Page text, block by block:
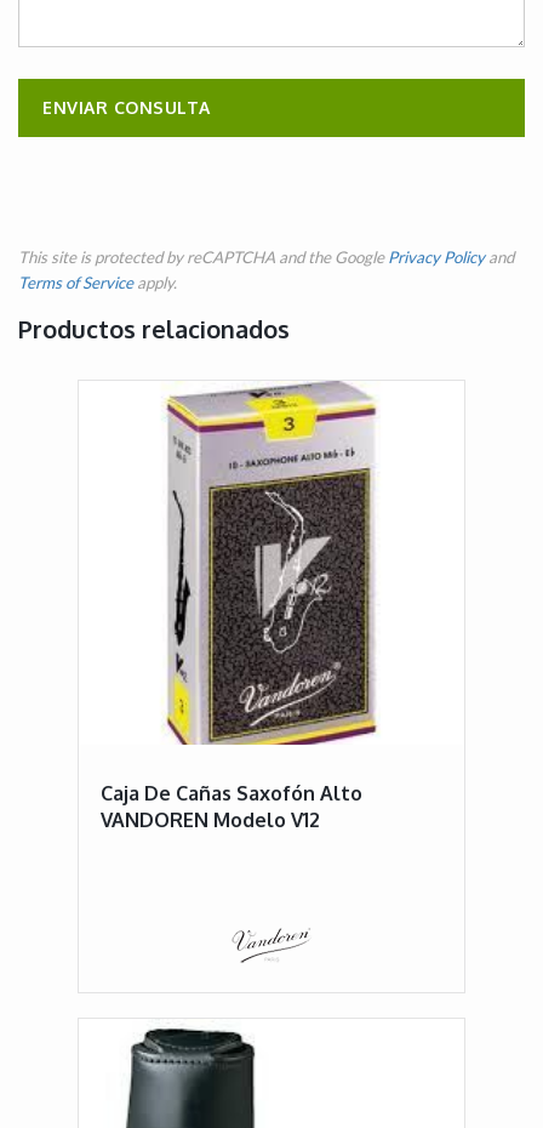
This site is protected by reCAPTCHA and the GooglePrivacy Policyand
Terms of Serviceapply.
Productos relacionados
Caja De Cañas Saxofón Alto
VANDOREN Modelo V12